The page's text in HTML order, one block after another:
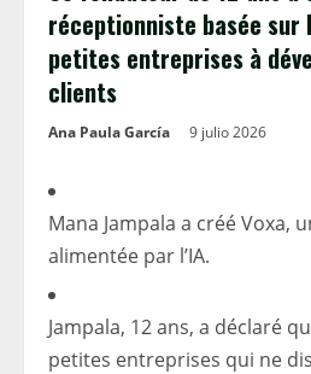
réceptionniste basée sur
petites entreprises à
clients
Ana Paula García 9 julio 2026
Mana Jampala a créé Voxa,
alimentée par l’IA.
Jampala, 12 ans, a déclaré
petites entreprises qui ne